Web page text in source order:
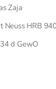
Zaja
Neuss HRB
d GewO